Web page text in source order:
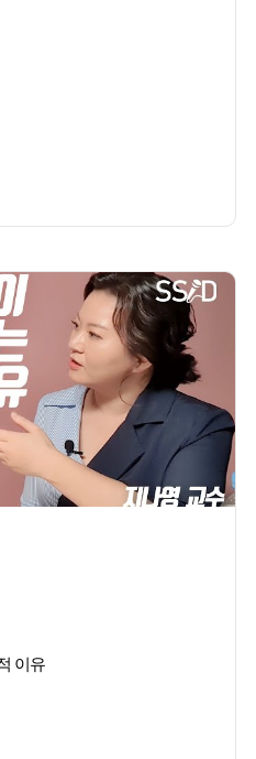
이유